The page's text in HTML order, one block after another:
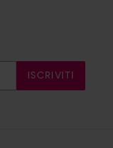
ISCRIVITI